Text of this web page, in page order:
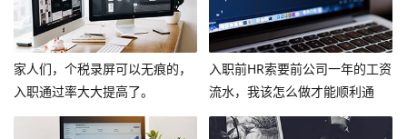
家人们，个税录屏可以无痕的，
入职通过率大大提高了。
入职前HR索要前公司一年的工资
流水，我该怎么做才能顺利通
过？